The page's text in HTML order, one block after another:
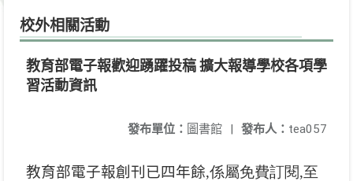
校外相關活動
教育部電子報歡迎踴躍投稿 擴大報導學校各項學
習活動資訊
發布人： tea057
發布單位： 圖書館 |
教育部電子報創刊已四年餘,係屬免費訂閱,至